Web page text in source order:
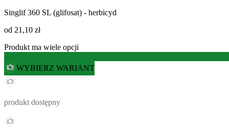
Singlif 360 SL (glifosat) - herbicyd
od 21,10 zł
Produkt ma wiele opcji
WYBIERZ WARIANT
produkt dostępny